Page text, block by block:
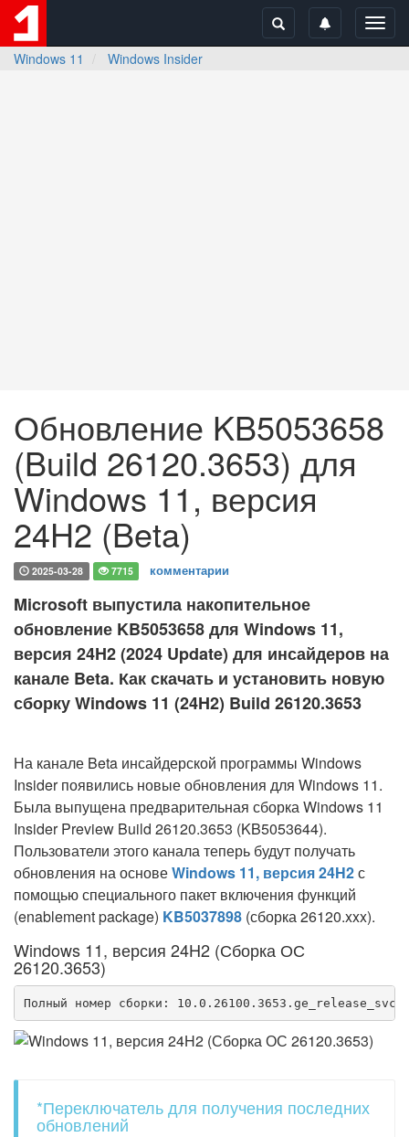
Windows 11
Windows Insider
Обновление KB5053658
(Build 26120.3653) для
Windows 11, версия
24H2 (Beta)
2025-03-28 7715 комментарии
Microsoft выпустила накопительное
обновление KB5053658 для Windows 11,
версия 24H2 (2024 Update) для инсайдеров на
канале Beta. Как скачать и установить новую
сборку Windows 11 (24H2) Build 26120.3653
На канале Beta инсайдерской программы Windows
Insider появились новые обновления для Windows 11.
Была выпущена предварительная сборка Windows 11
Insider Preview Build 26120.3653 (KB5053644).
Пользователи этого канала теперь будут получать
обновления на основеWindows 11, версия 24H2с
помощью специального пакет включения функций
(enablement package) KB5037898 (сборка 26120.xxx).
Windows 11, версия 24H2 (Сборка ОС
26120.3653)
Полный номер сборки:
*Переключатель для получения последних
обновлений